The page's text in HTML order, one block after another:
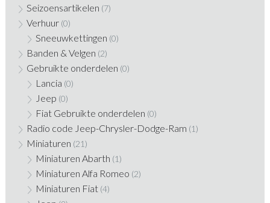
Seizoensartikelen (7)
Verhuur (0)
Sneeuwkettingen (0)
Banden & Velgen (2)
Gebruikte onderdelen (0)
Lancia (0)
Jeep (0)
Fiat Gebruikte onderdelen (0)
Radio code Jeep-Chrysler-Dodge-Ram (1)
Miniaturen (21)
Miniaturen Abarth (1)
Miniaturen Alfa Romeo (2)
Miniaturen Fiat (4)